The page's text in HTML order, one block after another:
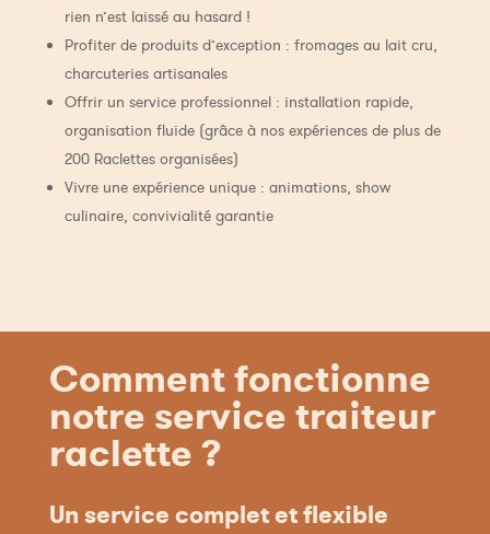
rien n’est laissé au hasard !
Profiter de produits d’exception : fromages au lait cru,
charcuteries artisanales
Offrir un service professionnel : installation rapide,
organisation fluide (grâce à nos expériences de plus de
200 Raclettes organisées)
Vivre une expérience unique : animations, show
culinaire, convivialité garantie
Comment fonctionne
notre service traiteur
raclette ?
Un service complet et flexible